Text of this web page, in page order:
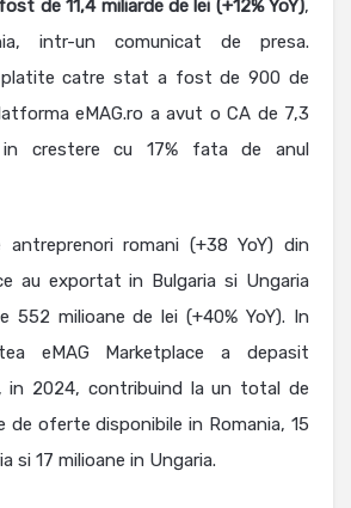
de 11,4 miliarde de lei (+12% YoY),
intr-un comunicat de presa.
platite catre stat a fost de 900 de
eMAG.ro a avut o CA de 7,3
crestere cu 17% fata de anul
antreprenori romani (+38 YoY) din
au exportat in Bulgaria si Ungaria
552 milioane de lei (+40% YoY). In
eMAG Marketplace a depasit
in 2024, contribuind la un total de
de oferte disponibile in Romania, 15
si 17 milioane in Ungaria.